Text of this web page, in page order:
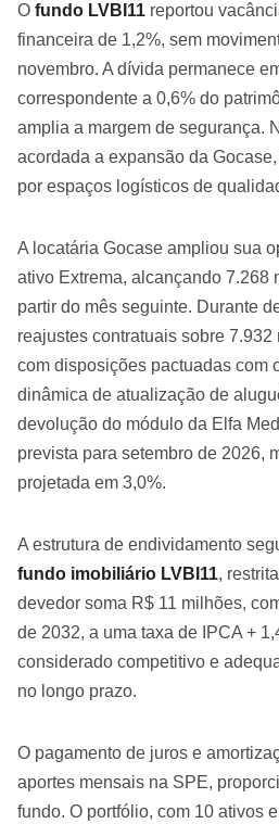
O fundo LVBI11 reportou
financeira de 1,2%, sem
novembro. A dívida permanece
correspondente a 0,6% do
amplia a margem de segurança.
acordada a expansão da
por espaços logísticos de
A locatária Gocase ampliou sua
ativo Extrema, alcançando 7.268
partir do mês seguinte. Durante
reajustes contratuais sobre 7.932
com disposições pactuadas com
dinâmica de atualização de
devolução do módulo da Elfa
prevista para setembro de 2026,
projetada em 3,0%.
A estrutura de endividamento
fundo imobiliário LVBI11,
devedor soma R$ 11 milhões,
de 2032, a uma taxa de IPCA +
considerado competitivo e
no longo prazo.
O pagamento de juros e
aportes mensais na SPE,
fundo. O portfólio, com 10 ativos